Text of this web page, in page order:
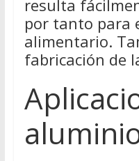
resulta
por tanto para
alimentario.
fabricación de